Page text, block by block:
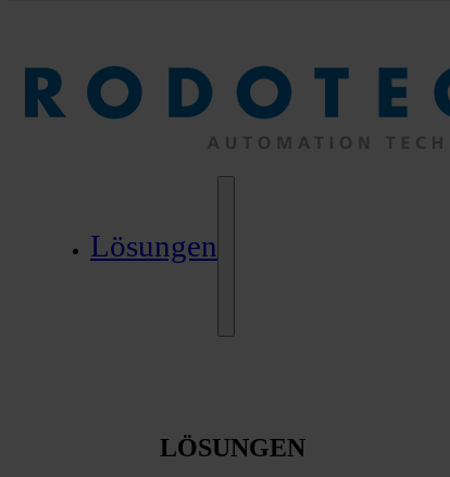
Lösungen
LÖSUNGEN